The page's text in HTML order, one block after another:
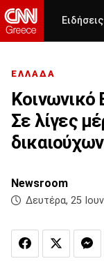
Ειδήσεις
ΕΛΛΑΔΑ
Κοινωνικό
Σε λίγες
δικαιούχων
Newsroom
Δευτέρα, 25